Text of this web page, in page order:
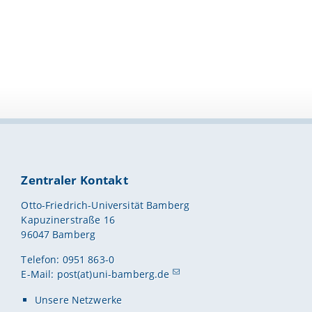
Zentraler Kontakt
Otto-Friedrich-Universität Bamberg
Kapuzinerstraße 16
96047 Bamberg
Telefon: 0951 863-0
E-Mail: post(at)uni-bamberg.de
Unsere Netzwerke